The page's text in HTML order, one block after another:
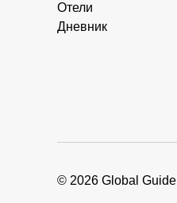
Отели
Дневник
© 2026 Global Guide